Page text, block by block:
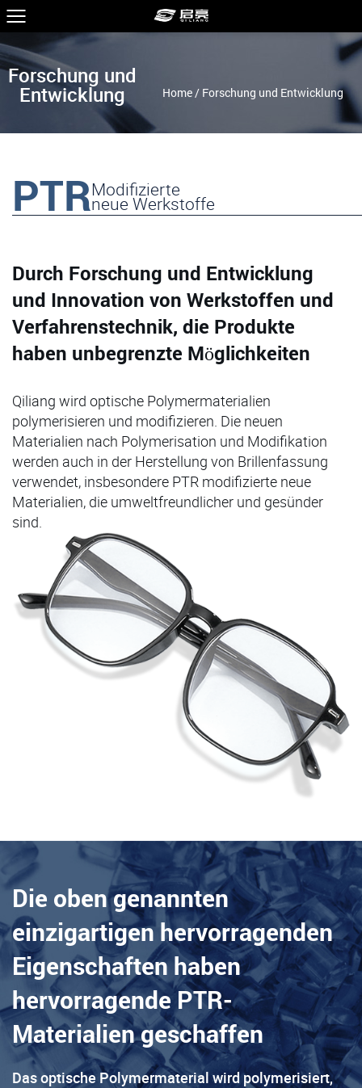
Forschung und
Entwicklung Home/ Forschung und Entwicklung
PTRModifizierte
neue Werkstoffe
Durch Forschung und Entwicklung
und Innovation von Werkstoffen und
Verfahrenstechnik, die Produkte
haben unbegrenzte Möglichkeiten
Qiliang wird optische Polymermaterialien
polymerisieren und modifizieren. Die neuen
Materialien nach Polymerisation und Modifikation
werden auch in der Herstellung von Brillenfassung
verwendet, insbesondere PTR modifizierte neue
Materialien, die umweltfreundlicher und gesünder
sind.
Die oben genannten
einzigartigen hervorragenden
Eigenschaften haben
hervorragende PTR-
Materialien geschaffen
Das optische Polymermaterial wird polymerisiert,